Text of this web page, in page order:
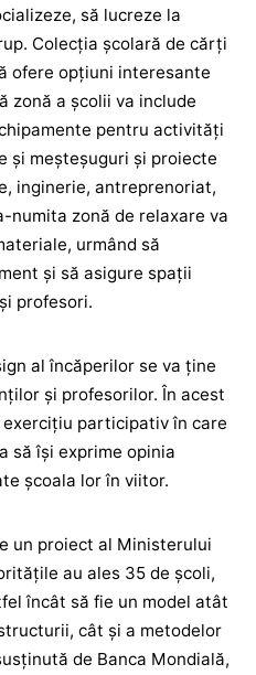
să lucreze la
Colecția școlară de cărți
ofere opțiuni interesante
zonă a școlii va include
pentru activități
și meșteșuguri și proiecte
inginerie, antreprenoriat,
numita zonă de relaxare va
urmând să
și să asigure spații
profesori.
al încăperilor se va ține
și profesorilor. În acest
exercițiu participativ în care
să își exprime opinia
școala lor în viitor.
un proiect al Ministerului
au ales 35 de şcoli,
încât să fie un model atât
cât şi a metodelor
de Banca Mondială,